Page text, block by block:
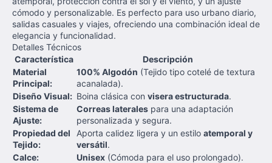
cómodo y personalizable. Es perfecto para uso urbano diario,
salidas casuales y viajes, ofreciendo una combinación ideal de
elegancia y funcionalidad.
Detalles Técnicos
Característica
Descripción
Material
Principal:
100% Algodón (Tejido tipo cotelé de textura
acanalada).
Diseño Visual: Boina clásica con visera estructurada.
Sistema de
Ajuste:
Correas laterales para una adaptación
personalizada y segura.
Propiedad del
Tejido:
Aporta calidez ligera y un estilo atemporal y
versátil.
Calce:
Unisex (Cómoda para el uso prolongado).